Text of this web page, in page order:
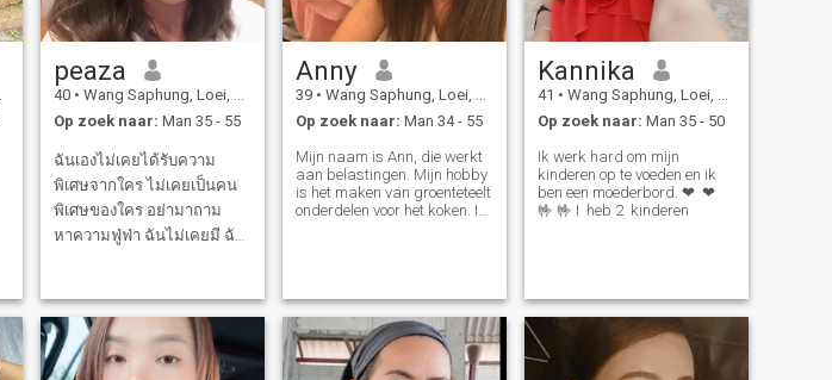
peaza
40 • Wang Saphung, Loei, Thailand
Op zoek naar: Man 35 - 55
ฉันเองไม่เคยได้รับความ
พิเศษจากใคร ไม่เคยเป็นคน
พิเศษของใคร อย่ามาถาม
หาความฟู่ฟ่า ฉันไม่เคยมี ฉัน
Anny
39 • Wang Saphung, Loei, Thailand
Op zoek naar: Man 34 - 55
Mijn naam is Ann, die werkt
aan belastingen. Mijn hobby
is het maken van groenteteelt
onderdelen voor het koken. Ik
Kannika​
41 • Wang Saphung, Loei, Thailand
Op zoek naar: Man 35 - 50
Ik werk hard om mijn
kinderen op te voeden en ik
ben een moederbord. ❤ ️ ❤ ️
🤟 🤟 I ​ heb 2 ​ kinderen ​